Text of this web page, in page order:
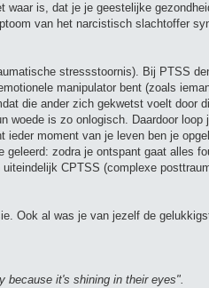
waar is, dat je je geestelijke
van het narcistisch slachtoffer
stressstoornis). Bij PTSS
manipulator bent (zoals
die ander zich gekwetst voelt
woede is zo onlogisch. Daardoor
ieder moment van je leven ben je
geleerd: zodra je ontspant gaat alles
CPTSS (complexe
Ook al was je van jezelf de
because it's shining in their eyes".